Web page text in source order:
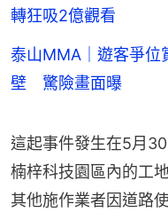
轉狂吸2億觀看
泰山MMA｜遊客爭
壁 驚險畫面曝
這起事件發生在5月
楠梓科技園區內的工
其他施作業者因道路